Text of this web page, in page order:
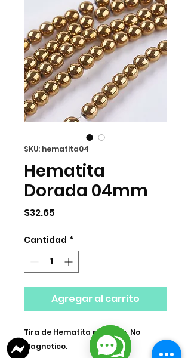
SKU: hematita04
Hematita
Dorada 04mm
$32.65
Cantidad *
Agregar al carrito
Tira de Hematita redonda, No
Magnetico.